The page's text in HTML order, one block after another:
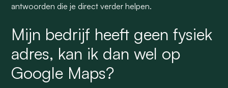
antwoorden die je direct verder helpen.
Mijn bedrijf heeft geen fysiek
adres, kan ik dan wel op
Google Maps?